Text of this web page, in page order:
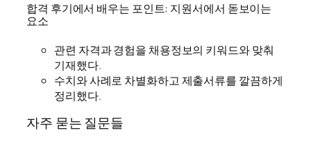
합격 후기에서 배우는 포인트: 지원서에서 돋보이는
요소
관련 자격과 경험을 채용정보의 키워드와 맞춰
기재했다.
수치와 사례로 차별화하고 제출서류를 깔끔하게
정리했다.
자주 묻는 질문들